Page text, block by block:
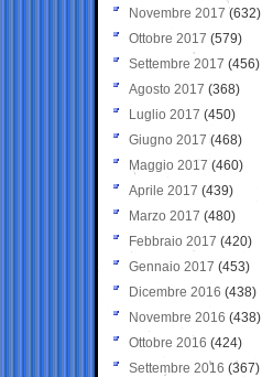
Novembre 2017 (632)
Ottobre 2017 (579)
Settembre 2017 (456)
Agosto 2017 (368)
Luglio 2017 (450)
Giugno 2017 (468)
Maggio 2017 (460)
Aprile 2017 (439)
Marzo 2017 (480)
Febbraio 2017 (420)
Gennaio 2017 (453)
Dicembre 2016 (438)
Novembre 2016 (438)
Ottobre 2016 (424)
Settembre 2016 (367)